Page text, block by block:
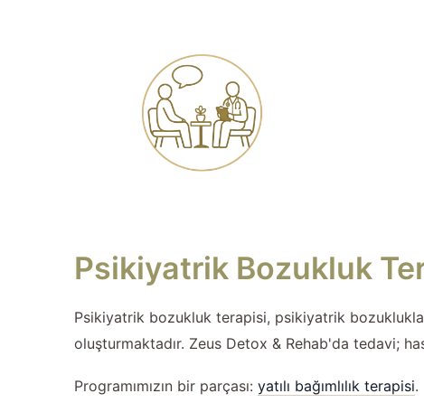
Psikiyatrik Bozukluk
Psikiyatrik bozukluk terapisi, psikiyatrik bozukluklar
oluşturmaktadır. Zeus Detox & Rehab'da tedavi;
Programımızın bir parçası: yatılı bağımlılık terapisi.